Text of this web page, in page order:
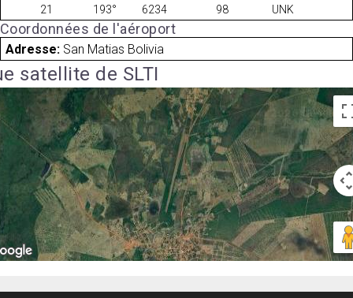
21
193° 6234 98 UNK
Coordonnées de l'aéroport
Adresse: San Matias Bolivia
satellite de SLTI